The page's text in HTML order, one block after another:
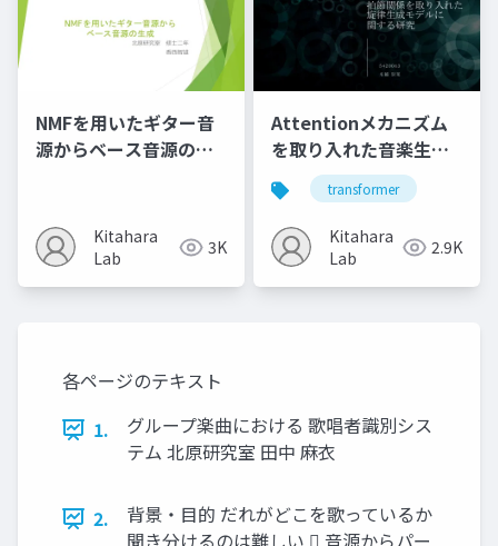
NMFを用いたギター音
源からベース音源の生
Kitahara
Lab
3K
Attentionメカニズム
を取り入れた音楽生成
モデルの性能評価に関
する研究
transformer
Kitahara
Lab
2.9K
各ページのテキスト
1.
グループ楽曲における 歌唱者識別シス
テム 北原研究室 田中 麻衣
2.
背景・目的 だれがどこを歌っているか